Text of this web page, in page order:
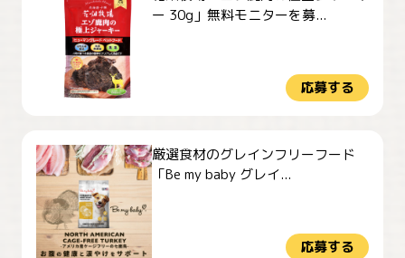
ー 30g」無料モニターを募...
応募する
厳選食材のグレインフリーフード
「Be my baby グレイ...
応募する